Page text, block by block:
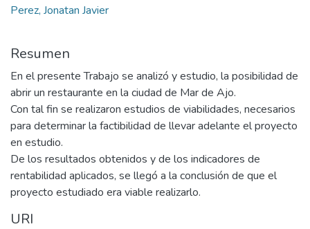
Perez, Jonatan Javier
Resumen
En el presente Trabajo se analizó y estudio, la posibilidad de
abrir un restaurante en la ciudad de Mar de Ajo.
Con tal fin se realizaron estudios de viabilidades, necesarios
para determinar la factibilidad de llevar adelante el proyecto
en estudio.
De los resultados obtenidos y de los indicadores de
rentabilidad aplicados, se llegó a la conclusión de que el
proyecto estudiado era viable realizarlo.
URI